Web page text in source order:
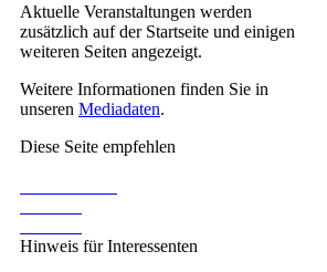
Aktuelle Veranstaltungen werden
zusätzlich auf der Startseite und einigen
weiteren Seiten angezeigt.
Weitere Informationen finden Sie in
unseren Mediadaten.
Diese Seite empfehlen
Hinweis für Interessenten